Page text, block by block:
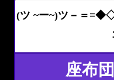
(ツ ~ー~)ツ－＝
座布